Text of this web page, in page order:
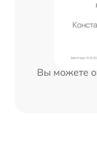
Вы можете